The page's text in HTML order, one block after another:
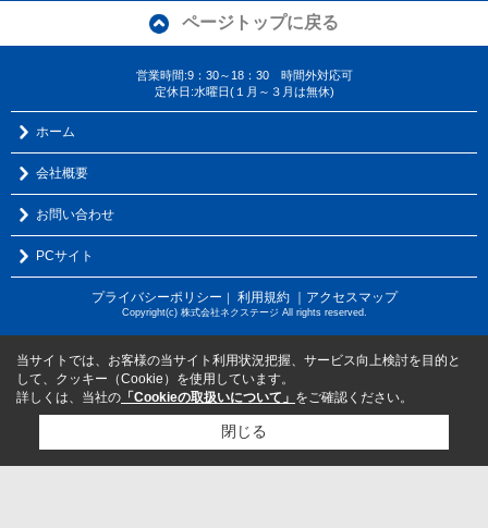
ページトップに戻る
営業時間:9：30～18：30 時間外対応可
定休日:水曜日(１月～３月は無休)
ホーム
会社概要
お問い合わせ
PCサイト
プライバシーポリシー ｜ 利用規約 ｜アクセスマップ
Copyright(c) 株式会社ネクステージ All rights reserved.
当サイトでは、お客様の当サイト利用状況把握、サービス向上検討を目的と
して、クッキー（Cookie）を使用しています。
詳しくは、当社の 「Cookieの取扱いについて」 をご確認ください。
閉じる